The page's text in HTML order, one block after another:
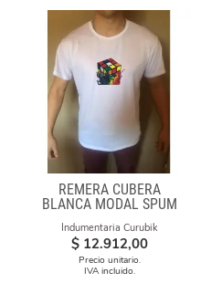
REMERA CUBERA
BLANCA MODAL SPUM
CUBO FUEGO
Indumentaria Curubik
$ 12.912,00
Precio unitario.
IVA incluido.